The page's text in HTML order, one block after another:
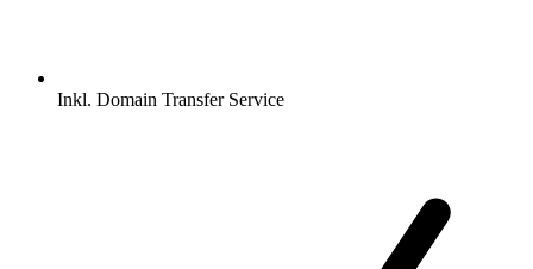
Inkl. Domain Transfer Service